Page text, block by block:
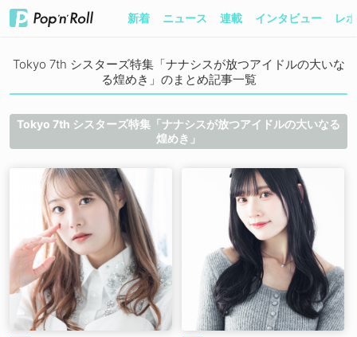
新着 ニュース 連載 インタビュー レ
Tokyo 7th シスターズ特集「ナナシスが放つアイドルの大いな
る煌めき」のまとめ記事一覧
Tokyo 7th シスターズ特集「ナナシスが放つアイドルの大いなる
煌めき」